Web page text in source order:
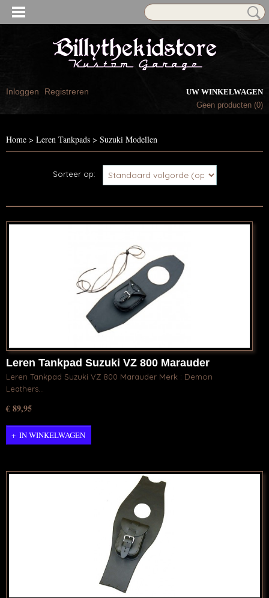
Inloggen Registreren
UW WINKELWAGEN
Geen producten (0)
Home > Leren Tankpads > Suzuki Modellen
Sorteer op:
Leren Tankpad Suzuki VZ 800 Marauder
Leren Tankpad Suzuki VZ 800 Marauder Merk : Demon
Leathers…
€ 89,95
IN WINKELWAGEN